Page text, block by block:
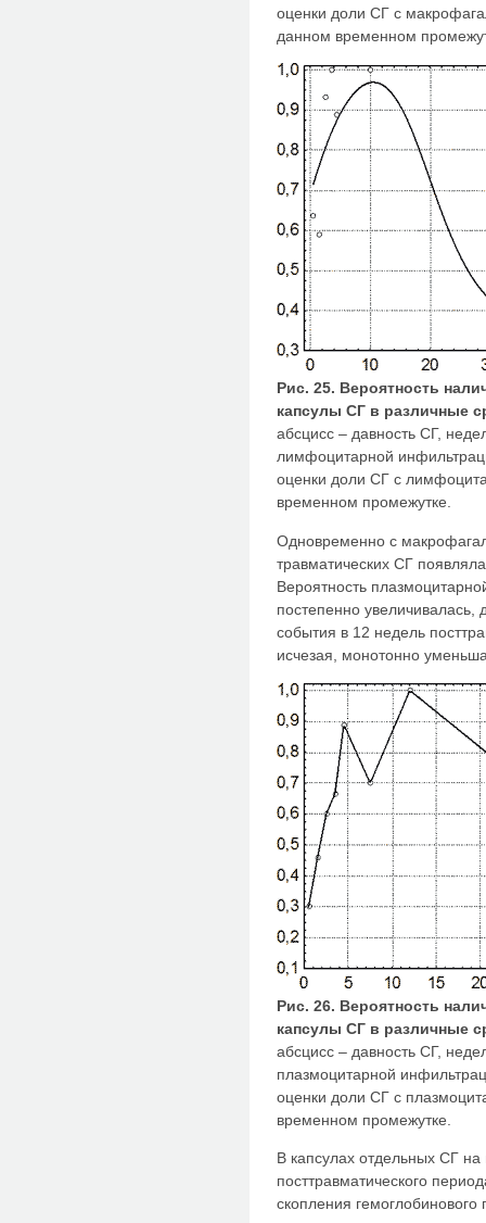
оценки доли СГ с
данном временном
Рис. 25. Вероятность
капсулы СГ в различные
абсцисс – давность СГ,
лимфоцитарной
оценки доли СГ с
временном промежутке.
Одновременно с
травматических СГ
Вероятность
постепенно увеличивалась,
события в 12 недель
исчезая, монотонно
Рис. 26. Вероятность
капсулы СГ в различные
абсцисс – давность СГ,
плазмоцитарной
оценки доли СГ с
временном промежутке.
В капсулах отдельных СГ на
посттравматического
скопления